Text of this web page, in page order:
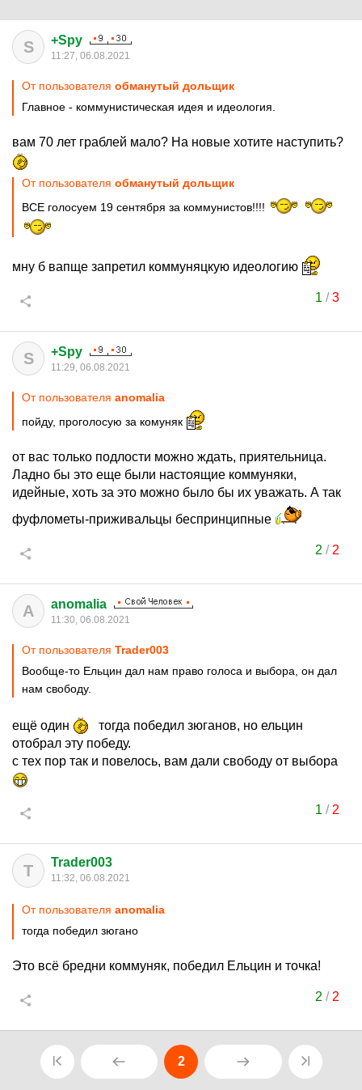
S +Spy
11:27, 06.08.2021
От пользователя обманутый дольщик
Главное - коммунистическая идея и идеология.
вам 70 лет граблей мало? На новые хотите наступить?
От пользователя обманутый дольщик
ВСЕ голосуем 19 сентября за коммунистов!!!!
мну б вапще запретил коммуняцкую идеологию
1 /3
S +Spy
11:29, 06.08.2021
От пользователя anomalia
пойду, проголосую за комуняк
от вас только подлости можно ждать, приятельница.
Ладно бы это еще были настоящие коммуняки,
идейные, хоть за это можно было бы их уважать. А так
фуфлометы-приживальцы беспринципные
2 / 2
A anomalia
11:30, 06.08.2021
От пользователя Trader003
Вообще-то Ельцин дал нам право голоса и выбора, он дал
нам свободу.
ещё один
тогда победил зюганов, но ельцин
отобрал эту победу.
с тех пор так и повелось, вам дали свободу от выбора
1 / 2
T Trader003
11:32, 06.08.2021
От пользователя anomalia
тогда победил зюгано
Это всё бредни коммуняк, победил Ельцин и точка!
2 / 2
2